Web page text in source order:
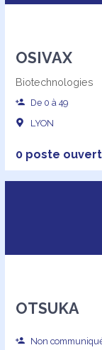
OSIVAX
Biotechnologies
De 0 à 49
LYON
0 poste ouvert
OTSUKA
Non